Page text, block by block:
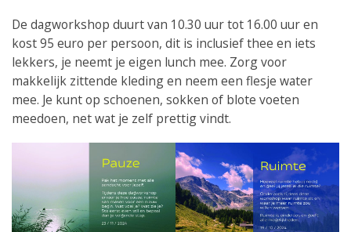
De dagworkshop duurt van 10.30 uur tot 16.00 uur en
kost 95 euro per persoon, dit is inclusief thee en iets
lekkers, je neemt je eigen lunch mee. Zorg voor
makkelijk zittende kleding en neem een flesje water
mee. Je kunt op schoenen, sokken of blote voeten
meedoen, net wat je zelf prettig vindt.